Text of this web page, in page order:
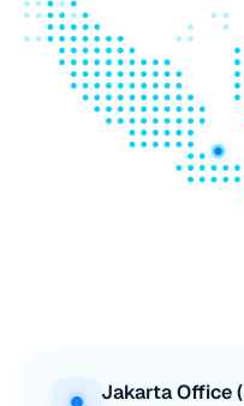
Jakarta Office